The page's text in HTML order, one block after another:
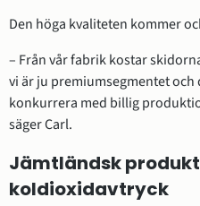
Den höga kvaliteten kommer
– Från vår fabrik kostar
vi är ju premiumsegmentet och
konkurrera med billig
säger Carl.
Jämtländsk
koldioxidavtryck